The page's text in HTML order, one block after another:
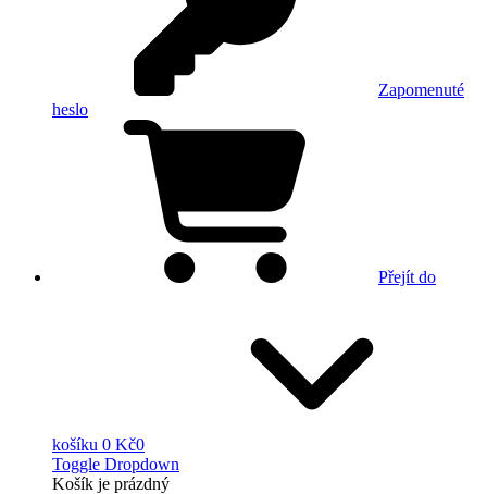
Zapomenuté
heslo
Přejít do
košíku 0 Kč0
Toggle Dropdown
Košík je prázdný